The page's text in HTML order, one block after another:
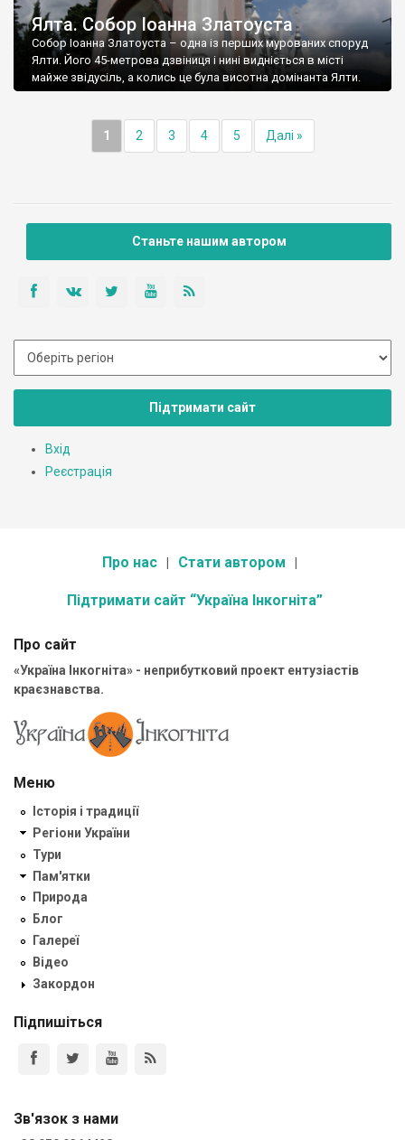
Ялта. Собор Іоанна Златоуста
Собор Іоанна Златоуста – одна із перших мурованих споруд
Ялти. Його 45-метрова дзвіниця і нині видніється в місті
майже звідусіль, а колись це була висотна домінанта Ялти.
1 2 3 4 5 Далі »
Станьте нашим автором
Підтримати сайт
Вхід
Реєстрація
Про нас Стати автором
Підтримати сайт “Україна Інкогніта”
Про сайт
«Україна Інкогніта» - неприбутковий проект ентузіастів
краєзнавства.
Меню
Історія і традиції
Регіони України
Тури
Пам'ятки
Природа
Блог
Галереї
Відео
Закордон
Підпишіться
Зв'язок з нами